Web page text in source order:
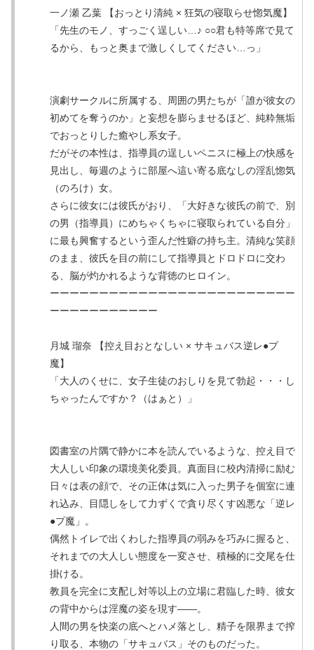
一ノ瀬 乙葉 【おっとり清純 × 狂気の寝取らせ惚気魔】
「先生のモノ、すっごく逞しい…♪ ○○君も特等席で見て
るから、もっと奥まで激しくしてください…っ」
演劇サークルに所属する、周囲の男たちが「誰が彼女の
初めてを奪うのか」と妄想を膨らませるほど、純粋無垢
でおっとりした癒やし系女子。
だがその本性は、指導員の逞しいペニスに極上の快感を
見出し、毎週のように部屋へ這い寄る底なしの淫乱惚気
（のろけ）女。
さらに彼女には彼氏がおり、「大好きな彼氏の前で、別
の男（指導員）にめちゃくちゃに寝取られている自分」
に最も興奮するという歪んだ性癖の持ち主。清純な笑顔
のまま、彼氏を目の前にして指導員とドロドロに交わ
る、脳が灼かれるような背徳のヒロイン。
ーーーーーーーーーーーーーーーーーーーーーーーーー
ーーーーーーーーーーー
月城 瑠奈 【控え目おとなしい × サキュバス逆レ●プ
魔】
「大人のくせに、女子生徒のおしりを見て勃起・・・し
ちゃったんですか？（はぁと）」
図書室の片隅で静かに本を読んでいるような、控え目で
大人しい印象の環境美化委員。真面目に校内清掃に励む
日々は表の顔で、その正体は気に入った男子を個室に連
れ込み、目隠しをして力ずくで貪り尽くす凶悪な「逆レ
●プ魔」。
偶然トイレで出くわした指導員の弱みを巧みに握ると、
それまでの大人しい態度を一変させ、積極的に交尾を仕
掛ける。
教員を完全に支配し対等以上の立場に君臨した時、彼女
の背中からは淫魔の姿を現す――。
人間の男を快楽の底へとハメ落とし、精子を限界まで搾
り取る、本物の「サキュバス」そのものだった。